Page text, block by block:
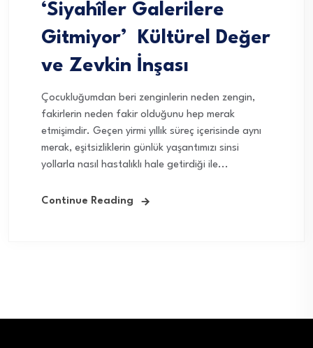
‘Siyahîler Galerilere
Gitmiyor’ Kültürel Değer
ve Zevkin İnşası
Çocukluğumdan beri zenginlerin neden zengin,
fakirlerin neden fakir olduğunu hep merak
etmişimdir. Geçen yirmi yıllık süreç içerisinde aynı
merak, eşitsizliklerin günlük yaşantımızı sinsi
yollarla nasıl hastalıklı hale getirdiği ile...
Continue Reading